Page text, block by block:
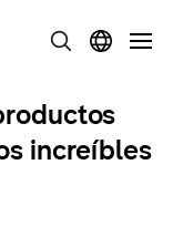
increíbles